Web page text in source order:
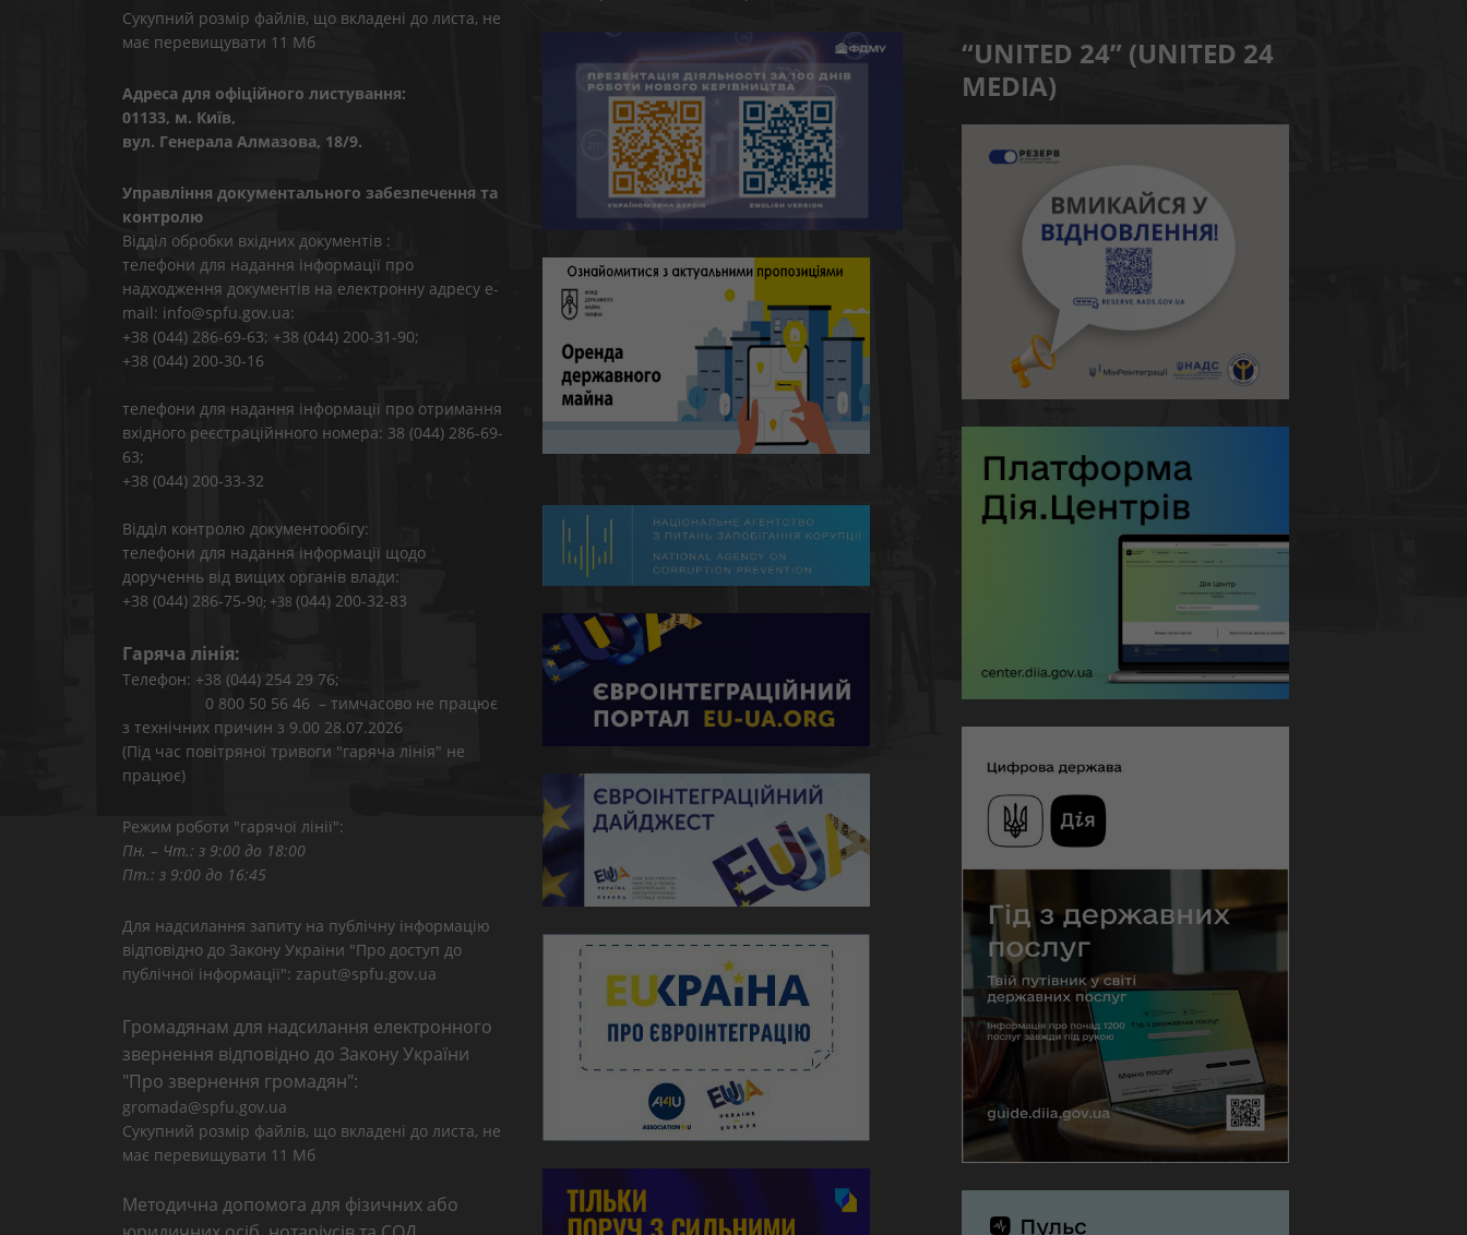
Сукупний розмір файлів, що вкладені до листа, не
має перевищувати 11 Мб
Адреса для офіційного листування:
01133, м. Київ,
вул. Генерала Алмазова, 18/9.
Управління документального забезпечення та
контролю
Відділ обробки вхідних документів :
телефони для надання інформації про
надходження документів на електронну адресу e-
mail: info@spfu.gov.ua:
+38 (044) 286-69-63; +38 (044) 200-31-90;
+38 (044) 200-30-16
телефони для надання інформації про отримання
вхідного реєстраційнного номера: 38 (044) 286-69-
63;
+38 (044) 200-33-32
Відділ контролю документообігу:
телефони для надання інформації щодо
дорученнь від вищих органів влади:
+38 (044) 286-75-90; +38 (044) 200-32-83
Гаряча лінія:
Телефон: +38 (044) 254 29 76;
0 800 50 56 46 – тимчасово не працює
з технічних причин з 9.00 28.07.2026
(Під час повітряної тривоги "гаряча лінія" не
працює)
Режим роботи "гарячої лінії":
Пн. – Чт.: з 9:00 до 18:00
Пт.: з 9:00 до 16:45
Для надсилання запиту на публічну інформацію
відповідно до Закону України "Про доступ до
публічної інформації": zaput@spfu.gov.ua
Громадянам для надсилання електронного
звернення відповідно до Закону України
"Про звернення громадян":
gromada@spfu.gov.ua
Сукупний розмір файлів, що вкладені до листа, не
має перевищувати 11 Мб
Методична допомога для фізичних або
“UNITED 24” (UNITED 24
MEDIA)